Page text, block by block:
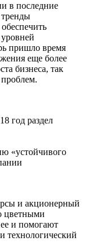
в последние
тренды
пришло время
еще более
бизнеса, так
год раздел
«устойчивого
и акционерный
цветными
и помогают
технологический